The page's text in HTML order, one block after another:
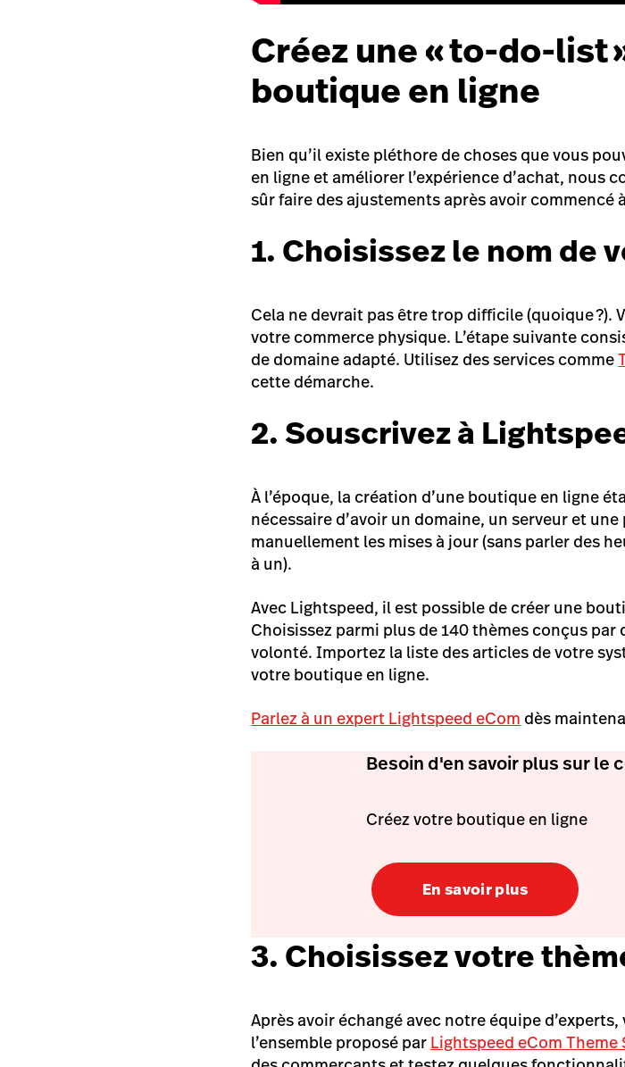
Créez une « to-do-list
boutique en ligne
Bien qu’il existe pléthore de choses que vous
en ligne et améliorer l’expérience d’achat, nous
sûr faire des ajustements après avoir commencé
1. Choisissez le nom de
Cela ne devrait pas être trop difficile (quoique ?).
votre commerce physique. L’étape suivante
de domaine adapté. Utilisez des services comme
cette démarche.
2. Souscrivez à
À l’époque, la création d’une boutique en ligne
nécessaire d’avoir un domaine, un serveur et
manuellement les mises à jour (sans parler des
à un).
Avec Lightspeed, il est possible de créer une
Choisissez parmi plus de 140 thèmes conçus
volonté. Importez la liste des articles de votre
votre boutique en ligne.
Parlez à un expert Lightspeed eCom dès
Besoin d'en savoir plus sur le
Créez votre boutique en ligne
En savoir plus
3. Choisissez votre
Après avoir échangé avec notre équipe
l’ensemble proposé par Lightspeed eCom Theme